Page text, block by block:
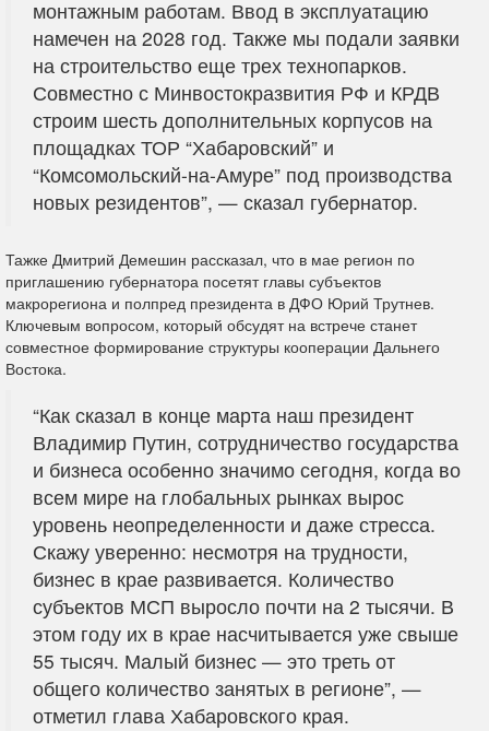
монтажным работам. Ввод в эксплуатацию
намечен на 2028 год. Также мы подали заявки
на строительство еще трех технопарков.
Совместно с Минвостокразвития РФ и КРДВ
строим шесть дополнительных корпусов на
площадках ТОР “Хабаровский” и
“Комсомольский-на-Амуре” под производства
новых резидентов”, — сказал губернатор.
Тажке Дмитрий Демешин рассказал, что в мае регион по
приглашению губернатора посетят главы субъектов
макрорегиона и полпред президента в ДФО Юрий Трутнев.
Ключевым вопросом, который обсудят на встрече станет
совместное формирование структуры кооперации Дальнего
Востока.
“Как сказал в конце марта наш президент
Владимир Путин, сотрудничество государства
и бизнеса особенно значимо сегодня, когда во
всем мире на глобальных рынках вырос
уровень неопределенности и даже стресса.
Скажу уверенно: несмотря на трудности,
бизнес в крае развивается. Количество
субъектов МСП выросло почти на 2 тысячи. В
этом году их в крае насчитывается уже свыше
55 тысяч. Малый бизнес — это треть от
общего количество занятых в регионе”, —
отметил глава Хабаровского края.